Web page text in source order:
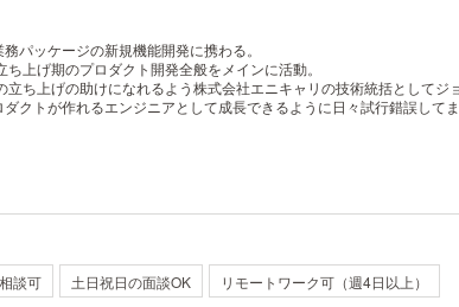
パッケージの新規機能開発に携わる。
上げ期のプロダクト開発全般をメインに活動。
ち上げの助けになれるよう株式会社エニキャリの技術統括としてジョ
トが作れるエンジニアとして成長できるように日々試行錯誤してま
談可 土日祝日の面談OK リモートワーク可（週4日以上）